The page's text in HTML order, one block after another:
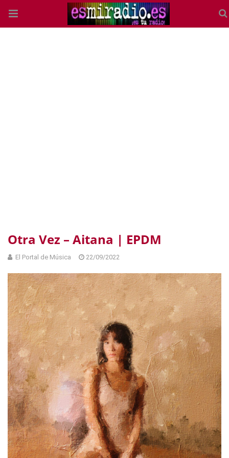
Otra Vez – Aitana | EPDM
El Portal de Música 22/09/2022